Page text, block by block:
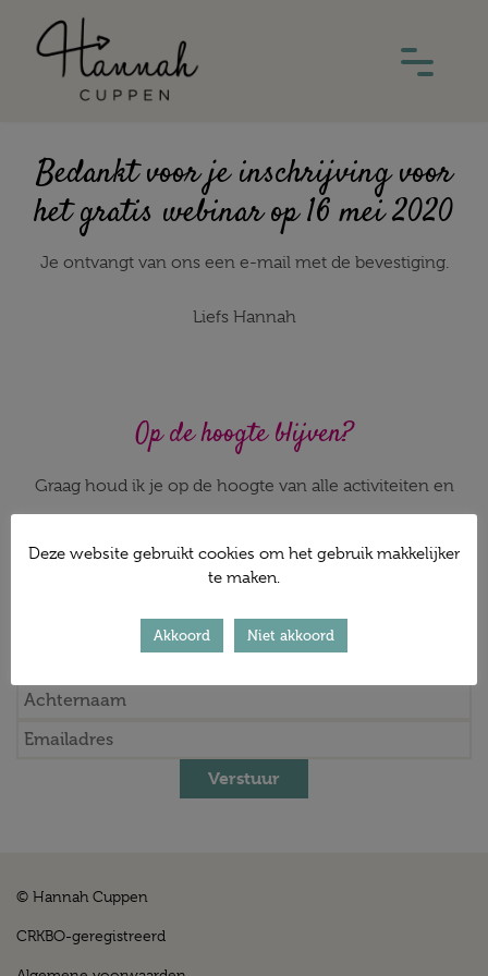
Bedankt voor je inschrijving voor
het gratis webinar op 16 mei 2020
Je ontvangt van ons een e-mail met de bevestiging.
Liefs Hannah
Op de hoogte blijven?
Graag houd ik je op de hoogte van alle activiteiten en
met je gegevens. Voor meer info: bekijk de
Verstuur
© Hannah Cuppen
CRKBO-geregistreerd
Deze website gebruikt cookies om het gebruik makkelijker
te maken.
Akkoord Niet akkoord